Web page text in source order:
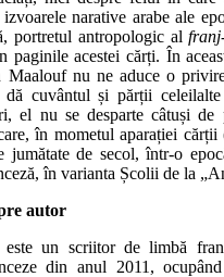
narative arabe ale
portretul antropologic alfranj
paginile acestei cărți. În
nu ne aduce o
dă cuvântul și părții
el nu se desparte câtuși de
în mometul aparației cărții
jumătate de secol, într-o
în varianta Școlii de la
autor
un scriitor de limbă
din anul 2011,